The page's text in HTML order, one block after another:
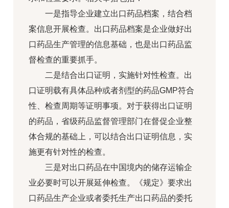
一是指导企业建立出口药品档案，结合档
案信息开展检查。出口药品档案是企业做好出
口药品生产管理的信息基础，也是出口药品监
督检查的重要抓手。
二是结合出口证明，实施针对性检查。出
口证明载有具体品种或者剂型的药品GMP符合
性、检查周期等证明事项。对于获得出口证明
的药品，省级药品监督管理部门在督促企业整
体合规的基础上，可以结合出口证明信息，实
施更有针对性的检查。
三是对出口药品在中国境内的储存运输企
业必要时可以开展延伸检查。《规定》要求出
口药品生产企业或者委托生产出口药品的委托